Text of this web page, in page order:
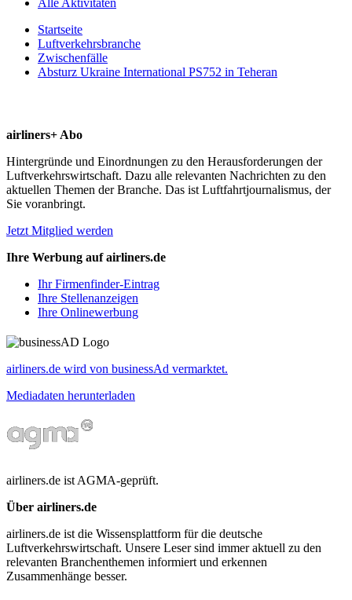
Startseite
Luftverkehrsbranche
Zwischenfälle
Absturz Ukraine International PS752 in Teheran
airliners+ Abo
Hintergründe und Einordnungen zu den Herausforderungen der
Luftverkehrswirtschaft. Dazu alle relevanten Nachrichten zu den
aktuellen Themen der Branche. Das ist Luftfahrtjournalismus, der
Sie voranbringt.
Jetzt Mitglied werden
Ihre Werbung auf airliners.de
Ihr Firmenfinder-Eintrag
Ihre Stellenanzeigen
Ihre Onlinewerbung
airliners.de wird von businessAd vermarktet.
Mediadaten herunterladen
airliners.de ist AGMA-geprüft.
Über airliners.de
airliners.de ist die Wissensplattform für die deutsche
Luftverkehrswirtschaft. Unsere Leser sind immer aktuell zu den
relevanten Branchenthemen informiert und erkennen
Zusammenhänge besser.